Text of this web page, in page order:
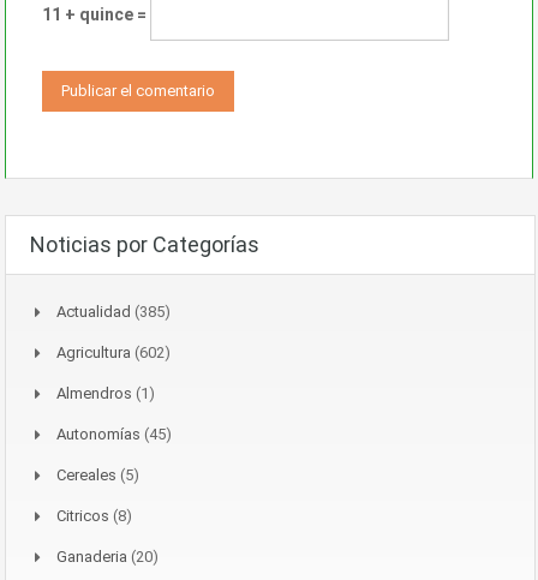
11 + quince =
Noticias por Categorías
Actualidad (385)
Agricultura (602)
Almendros (1)
Autonomías (45)
Cereales (5)
Citricos (8)
Ganaderia (20)